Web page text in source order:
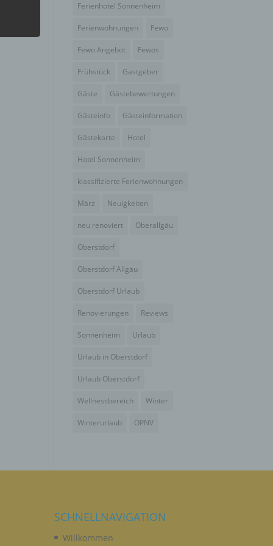
Ferienhotel Sonnenheim
Ferienwohnungen Fewo
Fewo Angebot Fewos
Frühstück Gastgeber
Gäste Gästebewertungen
Gästeinfo Gästeinformation
Gästekarte Hotel
Hotel Sonnenheim
klassifizierte Ferienwohnungen
März Neuigkeiten
neu renoviert Oberallgäu
Oberstdorf
Oberstdorf Allgäu
Oberstdorf Urlaub
Renovierungen Reviews
Sonnenheim Urlaub
Urlaub in Oberstdorf
Urlaub Oberstdorf
Wellnessbereich Winter
Winterurlaub ÖPNV
SCHNELLNAVIGATION
Willkommen